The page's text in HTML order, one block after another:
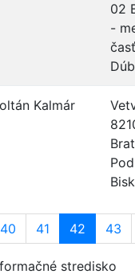
02
-
časť
Kalmár
40 41 42 43
stredisko